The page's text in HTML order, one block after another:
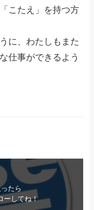
こたえ」を持つ方
に、わたしもまた
仕事ができるよう
たら
ーしてね！